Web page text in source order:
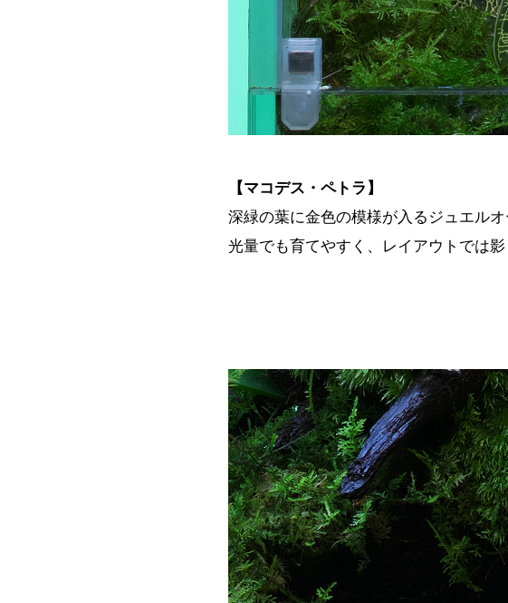
【マコデス・ペトラ】
深緑の葉に金色の模様が入るジュエル
光量でも育てやすく、レイアウトでは